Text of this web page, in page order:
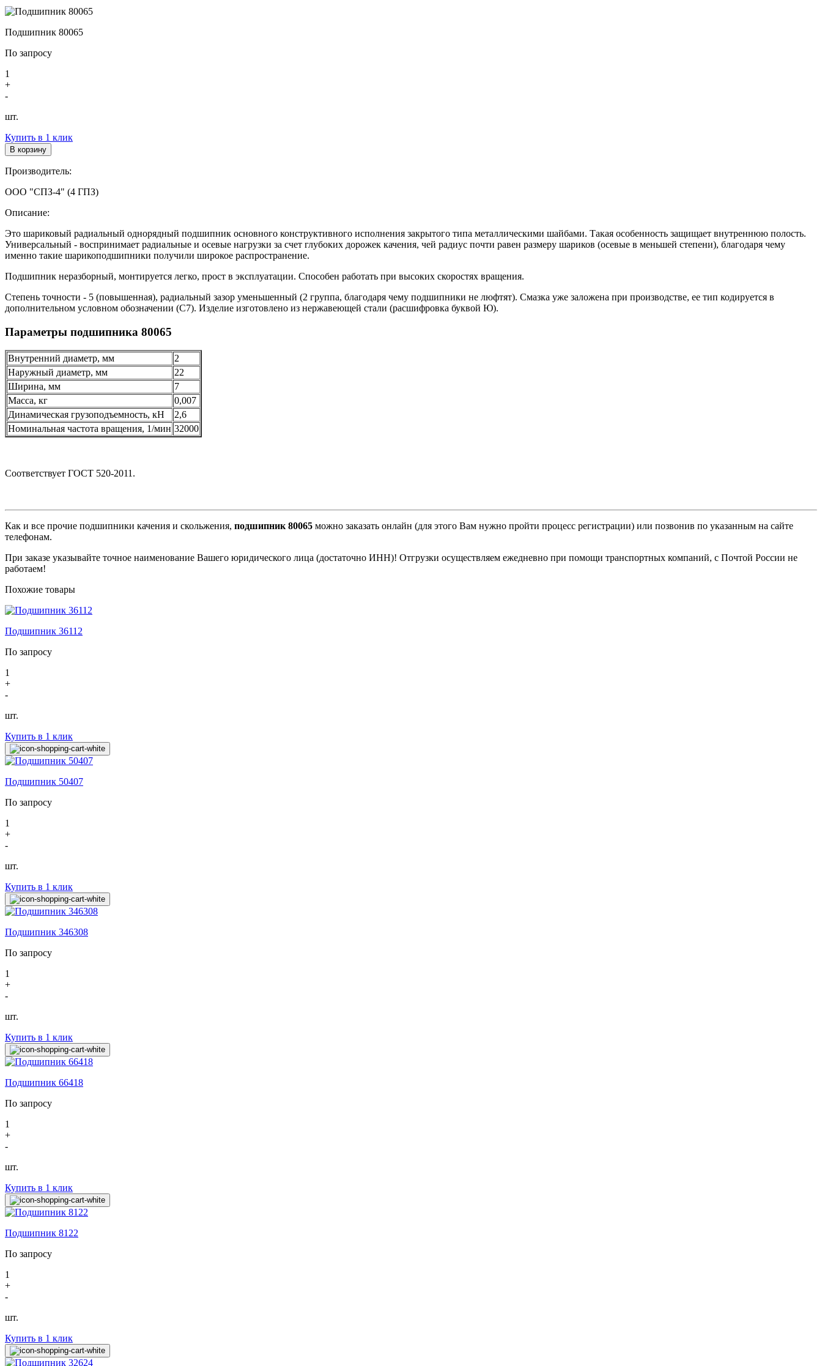
Подшипник 80065
По запросу
1
+
-
шт.
Купить в 1 клик
В корзину
Производитель:
ООО "СПЗ-4" (4 ГПЗ)
Описание:
Это шариковый радиальный однорядный подшипник основного конструктивного исполнения закрытого типа металлическими шайбами. Такая особенность защищает внутреннюю полость.
Универсальный - воспринимает радиальные и осевые нагрузки за счет глубоких дорожек качения, чей радиус почти равен размеру шариков (осевые в меньшей степени), благодаря чему
именно такие шарикоподшипники получили широкое распространение.
Подшипник неразборный, монтируется легко, прост в эксплуатации. Способен работать при высоких скоростях вращения.
Степень точности - 5 (повышенная), радиальный зазор уменьшенный (2 группа, благодаря чему подшипники не люфтят). Смазка уже заложена при производстве, ее тип кодируется в
дополнительном условном обозначении (С7). Изделие изготовлено из нержавеющей стали (расшифровка буквой Ю).
Параметры подшипника 80065
Внутренний диаметр, мм
2
Наружный диаметр, мм
22
Ширина, мм
7
Масса, кг
0,007
Динамическая грузоподъемность, кН
2,6
Номинальная частота вращения, 1/мин 32000
Соответствует ГОСТ 520-2011.
Как и все прочие подшипники качения и скольжения, подшипник 80065 можно заказать онлайн (для этого Вам нужно пройти процесс регистрации) или позвонив по указанным на сайте
телефонам.
При заказе указывайте точное наименование Вашего юридического лица (достаточно ИНН)! Отгрузки осуществляем ежедневно при помощи транспортных компаний, с Почтой России не
работаем!
Похожие товары
Подшипник 36112
По запросу
1
+
-
шт.
Купить в 1 клик
Подшипник 50407
По запросу
1
+
-
шт.
Купить в 1 клик
Подшипник 346308
По запросу
1
+
-
шт.
Купить в 1 клик
Подшипник 66418
По запросу
1
+
-
шт.
Купить в 1 клик
Подшипник 8122
По запросу
1
+
-
шт.
Купить в 1 клик